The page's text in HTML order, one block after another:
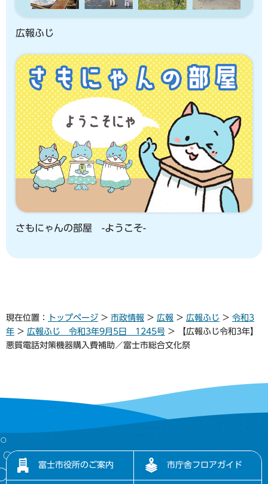
広報ふじ
さもにゃんの部屋 -ようこそ-
現在位置： トップページ > 市政情報 > 広報 > 広報ふじ > 令和3
年 > 広報ふじ 令和3年9月5日 1245号 > 【広報ふじ令和3年】
悪質電話対策機器購入費補助／富士市総合文化祭
富士市役所のご案内 市庁舎フロアガイド